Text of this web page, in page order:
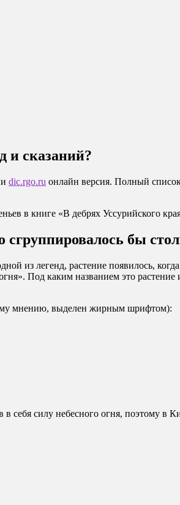
и сказаний?
dic.rgo.ru онлайн версия. Полный
в книге «В дебрях Уссурийского
сгруппировалось бы
из легенд, растение появилось,
Под каким названием это растение
мнению, выделен жирным шрифтом):
себя силу небесного огня, поэтому в